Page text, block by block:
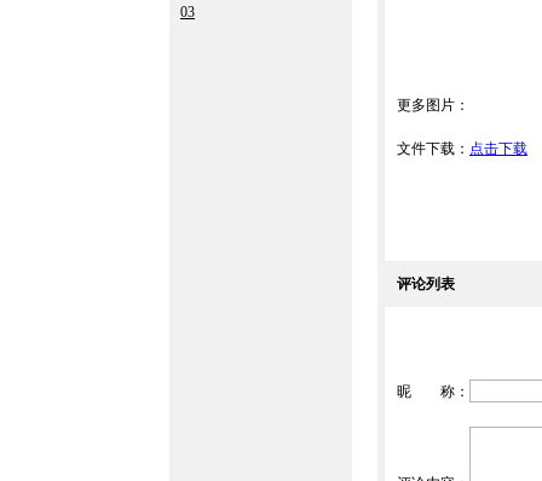
03
更多图片：
文件下载： 点击下载
评论列表
昵 称：